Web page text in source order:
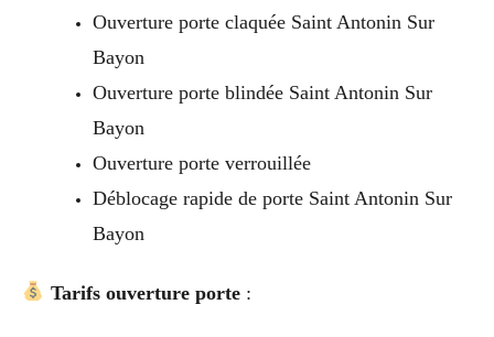
Ouverture porte claquée Saint Antonin Sur
Bayon
Ouverture porte blindée Saint Antonin Sur
Bayon
Ouverture porte verrouillée
Déblocage rapide de porte Saint Antonin Sur
Bayon
Tarifs ouverture porte: